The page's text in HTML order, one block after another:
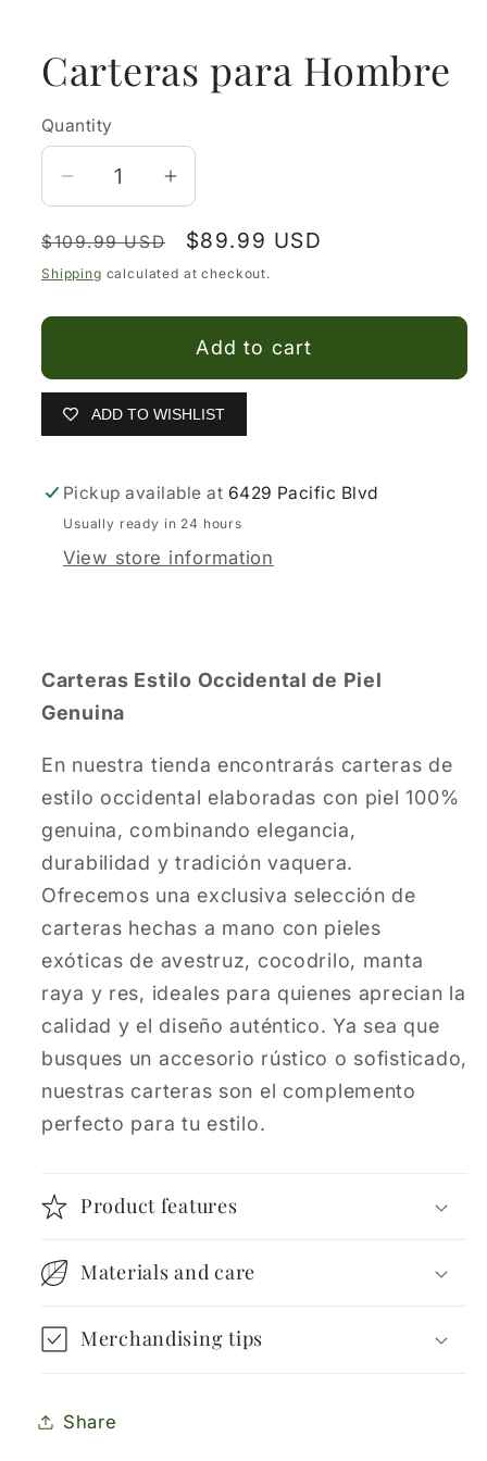
modal
Carteras para Hombre
Quantity
Decrease
quantity
for
Carteras
Increase
quantity
for
Carteras
Regular
price
$109.99 USD
Sale
price
$89.99 USD
Shipping calculated at checkout.
Add to cart
ADD TO WISHLIST
Pickup available at 6429 Pacific Blvd
Usually ready in 24 hours
View store information
Carteras Estilo Occidental de Piel
Genuina
En nuestra tienda encontrarás carteras de
estilo occidental elaboradas con piel 100%
genuina, combinando elegancia,
durabilidad y tradición vaquera.
Ofrecemos una exclusiva selección de
carteras hechas a mano con pieles
exóticas de avestruz, cocodrilo, manta
raya y res, ideales para quienes aprecian la
calidad y el diseño auténtico. Ya sea que
busques un accesorio rústico o sofisticado,
nuestras carteras son el complemento
perfecto para tu estilo.
Product features
Materials and care
Merchandising tips
Share